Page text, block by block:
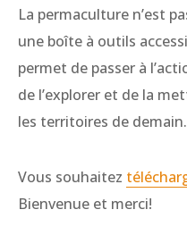
La permaculture n’est
une boîte à outils
permet de passer à
de l’explorer et de la
les territoires de demain.
Vous souhaitez
Bienvenue et merci!